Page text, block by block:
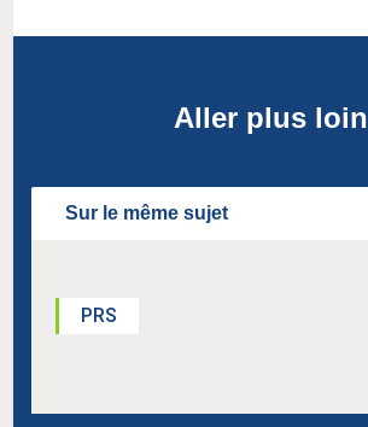
Aller plus loin
Sur le même sujet
PRS